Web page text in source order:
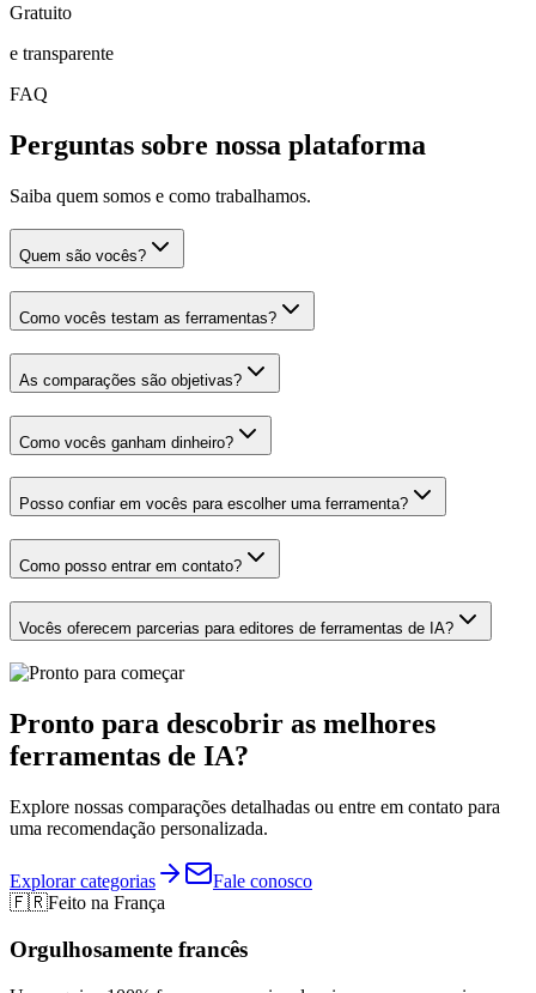
Gratuito
e transparente
FAQ
Perguntas sobre nossa plataforma
Saiba quem somos e como trabalhamos.
Quem são vocês?
Como vocês testam as ferramentas?
As comparações são objetivas?
Como vocês ganham dinheiro?
Posso confiar em vocês para escolher uma ferramenta?
Como posso entrar em contato?
Vocês oferecem parcerias para editores de ferramentas de IA?
Pronto para descobrir as melhores
ferramentas de IA?
Explore nossas comparações detalhadas ou entre em contato para
uma recomendação personalizada.
Explorar categorias
Fale conosco
🇫🇷Feito na França
Orgulhosamente francês